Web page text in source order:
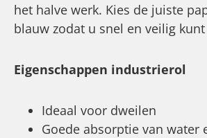
het halve werk. Kies de juiste
blauw zodat u snel en veilig
Eigenschappen industrierol
Ideaal voor dweilen
Goede absorptie van water